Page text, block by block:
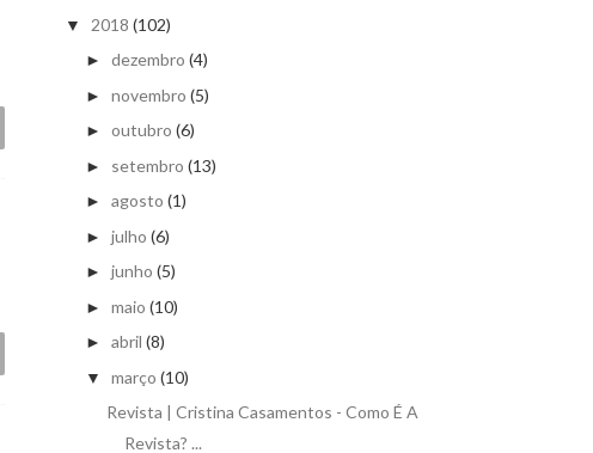
▼ 2018 (102)
► dezembro (4)
► novembro (5)
► outubro (6)
► setembro (13)
► agosto (1)
► julho (6)
► junho (5)
► maio (10)
► abril (8)
▼ março (10)
Revista | Cristina Casamentos - Como É A
Revista? ...